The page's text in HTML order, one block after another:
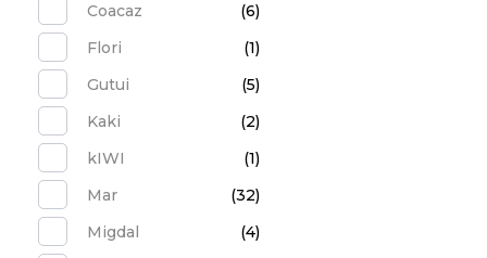
Coacaz
(6)
Flori
(1)
Gutui
(5)
Kaki
(2)
kIWI
(1)
Mar
(32)
Migdal
(4)